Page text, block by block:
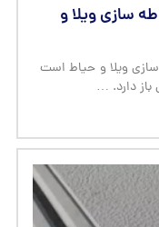
سازی ویلا و
ویلا و حیاط است
باز دارد. …